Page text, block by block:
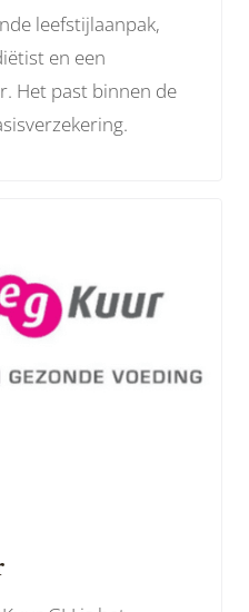
leefstijlaanpak,
en een
Het past binnen de